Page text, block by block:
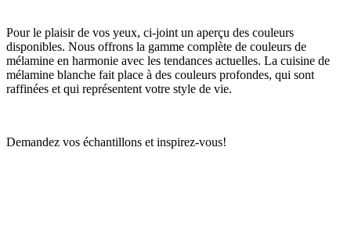
Pour le plaisir de vos yeux, ci-joint un aperçu des couleurs
disponibles. Nous offrons la gamme complète de couleurs de
mélamine en harmonie avec les tendances actuelles. La cuisine de
mélamine blanche fait place à des couleurs profondes, qui sont
raffinées et qui représentent votre style de vie.
Demandez vos échantillons et inspirez-vous!